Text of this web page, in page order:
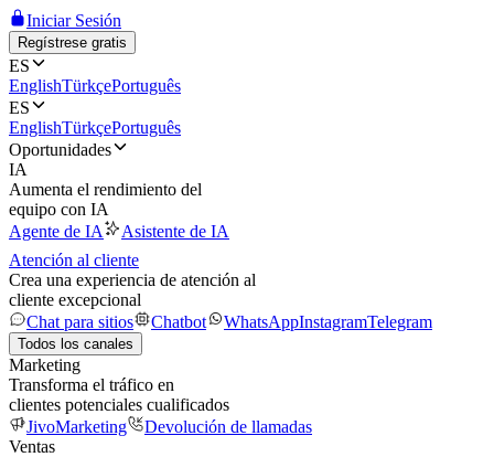
Iniciar Sesión
Regístrese gratis
ES
EnglishTürkçePortuguês
ES
EnglishTürkçePortuguês
Oportunidades
IA
Aumenta el rendimiento del
equipo con IA
Agente de IA
Asistente de IA
Atención al cliente
Crea una experiencia de atención al
cliente excepcional
Chat para sitios
Chatbot WhatsAppInstagramTelegram
Todos los canales
Marketing
Transforma el tráfico en
clientes potenciales cualificados
JivoMarketing
Devolución de llamadas
Ventas